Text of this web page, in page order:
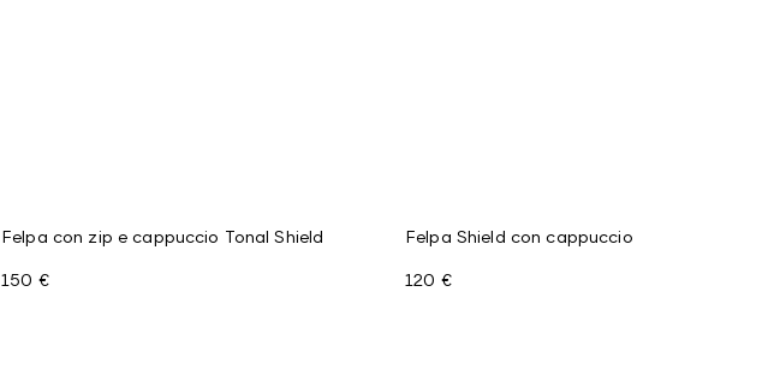
Felpa con zip e cappuccio Tonal Shield
150 €
Felpa Shield con cappuccio
120 €